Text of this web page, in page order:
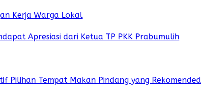
Kerja Warga Lokal
Apresiasi dari Ketua TP PKK Prabumulih
Pilihan Tempat Makan Pindang yang Rekomended